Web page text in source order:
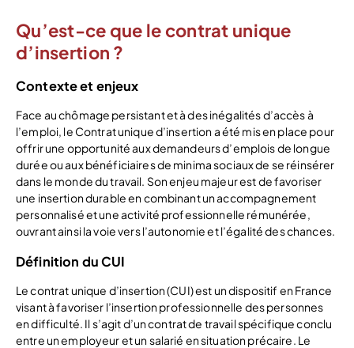
Qu’est-ce que le contrat unique
d’insertion ?
Contexte et enjeux
Face au chômage persistant et à des inégalités d’accès à
l’emploi, le Contrat unique d’insertion a été mis en place pour
offrir une opportunité aux demandeurs d’emplois de longue
durée ou aux bénéficiaires de minima sociaux de se réinsérer
dans le monde du travail. Son enjeu majeur est de favoriser
une insertion durable en combinant un accompagnement
personnalisé et une activité professionnelle rémunérée,
ouvrant ainsi la voie vers l’autonomie et l’égalité des chances.
Définition du CUI
Le contrat unique d’insertion (CUI) est un dispositif en France
visant à favoriser l’insertion professionnelle des personnes
en difficulté. Il s’agit d’un contrat de travail spécifique conclu
entre un employeur et un salarié en situation précaire. Le